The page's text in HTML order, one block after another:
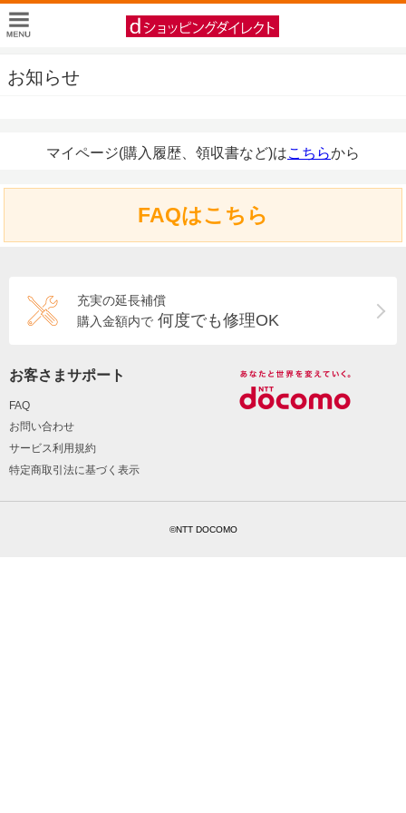
お知らせ
マイページ(購入履歴、領収書など)はこちらから
FAQはこちら
充実の延長補償
購入金額内で 何度でも修理OK
お客さまサポート
FAQ
お問い合わせ
サービス利用規約
特定商取引法に基づく表示
©NTT DOCOMO